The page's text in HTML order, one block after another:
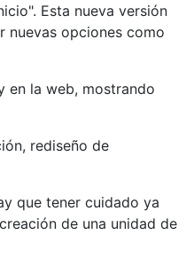
Esta nueva versión
nuevas opciones como
en la web, mostrando
rediseño de
que tener cuidado ya
de una unidad de